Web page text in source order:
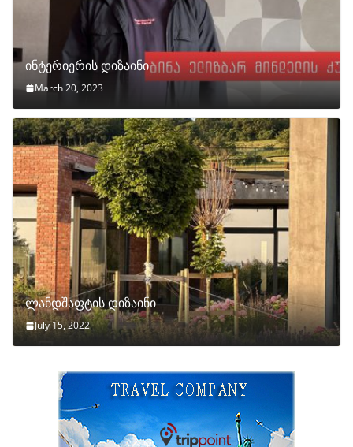
ინტერიერის დიზაინი
March 20, 2023
ლანდშაფტის დიზაინი
July 15, 2022